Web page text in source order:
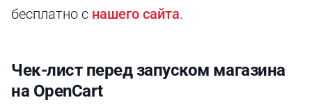
бесплатно с нашего сайта.
Чек-лист перед запуском магазина
на OpenCart